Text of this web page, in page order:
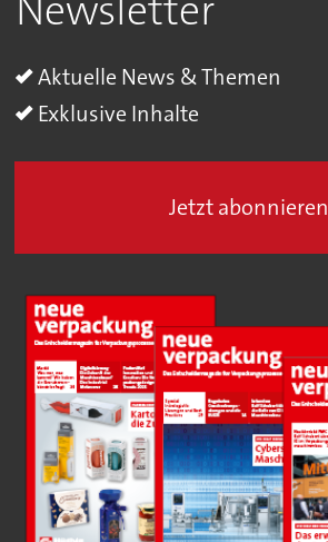
Newsletter
Aktuelle News & Themen
Exklusive Inhalte
Jetzt abonnieren